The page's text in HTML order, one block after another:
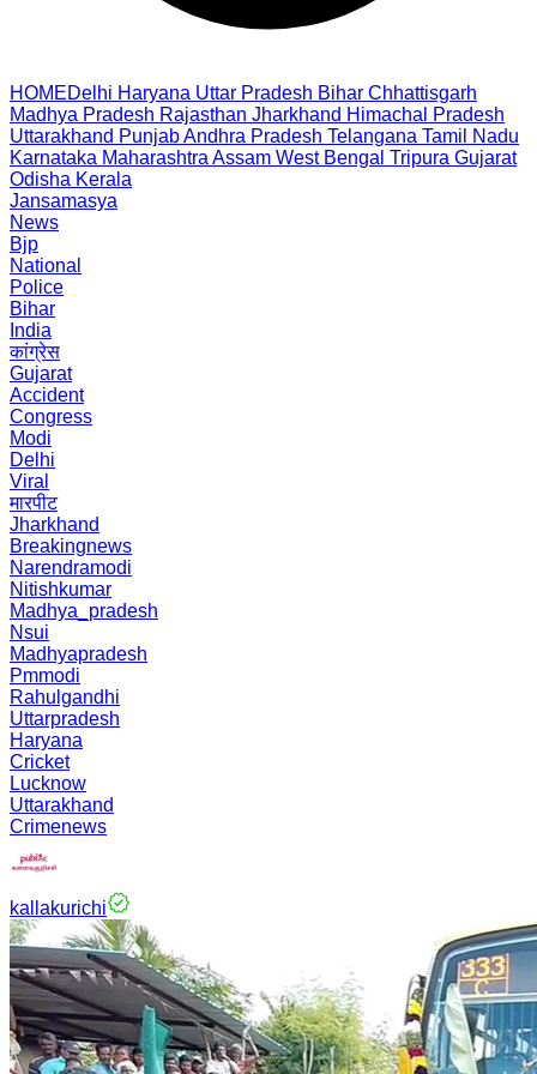
HOMEDelhi Haryana Uttar Pradesh Bihar Chhattisgarh
Madhya Pradesh Rajasthan Jharkhand Himachal Pradesh
Uttarakhand PunjabAndhra Pradesh Telangana Tamil Nadu
Karnataka Maharashtra Assam West Bengal Tripura Gujarat
Odisha Kerala
Jansamasya
News
Bjp
National
Police
Bihar
India
कांग्रेस
Gujarat
Accident
Congress
Modi
Delhi
Viral
मारपीट
Jharkhand
Breakingnews
Narendramodi
Nitishkumar
Madhya_pradesh
Nsui
Madhyapradesh
Pmmodi
Rahulgandhi
Uttarpradesh
Haryana
Cricket
Lucknow
Uttarakhand
Crimenews
kallakurichi